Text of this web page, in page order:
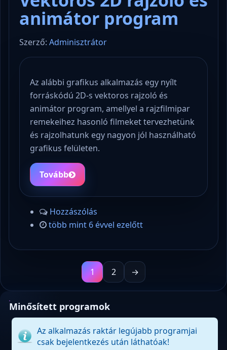
animátor program
Szerző: Adminisztrátor
Az alábbi grafikus alkalmazás egy nyílt
forráskódú 2D-s vektoros rajzoló és
animátor program, amellyel a rajzfilmipar
remekeihez hasonló filmeket tervezhetünk
és rajzolhatunk egy nagyon jól használható
grafikus felületen.
Tovább
Hozzászólás
több mint 6 évvel ezelőtt
1 2 →
Minősített programok
Az alkalmazás raktár legújabb programjai
csak bejelentkezés után láthatóak!